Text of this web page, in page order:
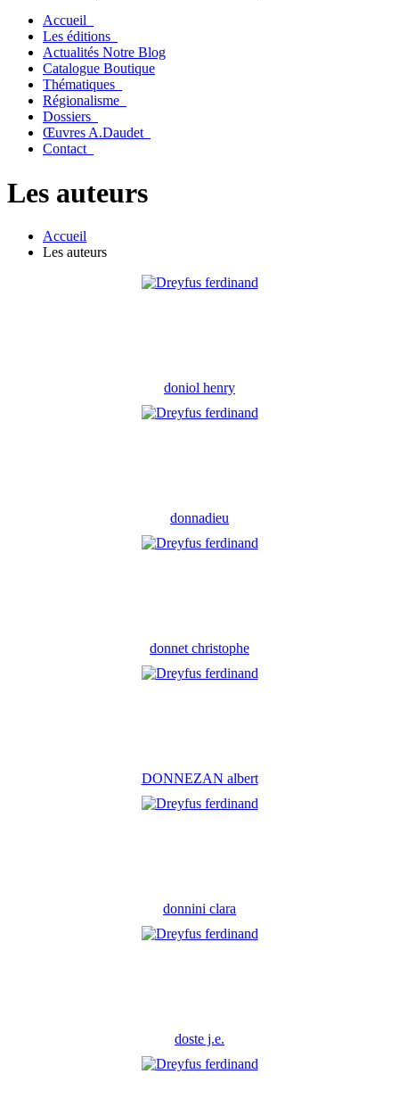
Accueil
Les éditions
Actualités Notre Blog
Catalogue Boutique
Thématiques
Régionalisme
Dossiers
Œuvres A.Daudet
Contact
Les auteurs
Accueil
Les auteurs
doniol henry
donnadieu
donnet christophe
DONNEZAN albert
donnini clara
doste j.e.